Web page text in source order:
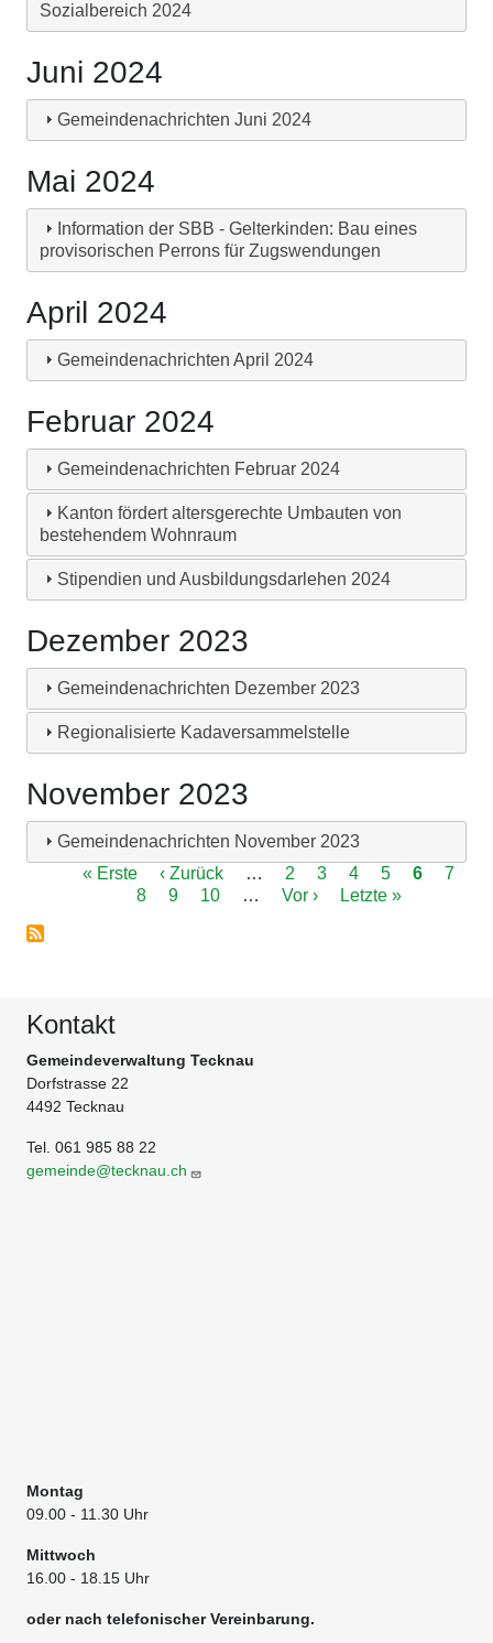
Sozialbereich 2024
Juni 2024
Gemeindenachrichten Juni 2024
Mai 2024
Information der SBB - Gelterkinden: Bau eines
provisorischen Perrons für Zugswendungen
April 2024
Gemeindenachrichten April 2024
Februar 2024
Gemeindenachrichten Februar 2024
Kanton fördert altersgerechte Umbauten von
bestehendem Wohnraum
Stipendien und Ausbildungsdarlehen 2024
Dezember 2023
Gemeindenachrichten Dezember 2023
Regionalisierte Kadaversammelstelle
November 2023
Gemeindenachrichten November 2023
Seitennummerierung
Erste
« Erste
Vorherige
Seite
‹ Zurück … Page
2 Page
3 Page
4 Page
5
Aktuelle
6 Page
7
Page
8 Page
9 Page
10 …
Nächste
Vor ›
Letzte
Letzte »
Kontakt
Gemeindeverwaltung Tecknau
Dorfstrasse 22
4492 Tecknau
Tel. 061 985 88 22
gemeinde@tecknau.ch
Montag
09.00- 11.30 Uhr
Mittwoch
16.00 - 18.15 Uhr
oder nach telefonischer Vereinbarung.